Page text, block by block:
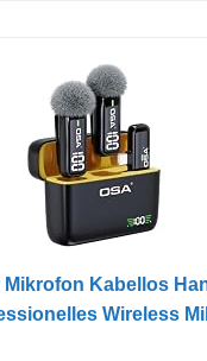
Mikrofon Kabellos
Wireless